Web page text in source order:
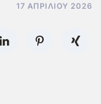
17 ΑΠΡΙΛΊΟΥ 2026